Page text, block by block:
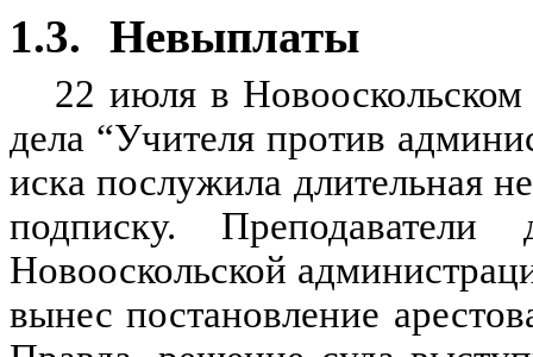
1.3. Невыплаты
22 июля в
дела “Учителя против
иска послужила длительная
подписку.
Новооскольской
вынес постановление